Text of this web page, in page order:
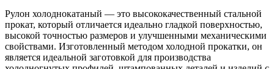
Рулон холоднокатаный — это высококачественный стальной
прокат, который отличается идеально гладкой поверхностью,
высокой точностью размеров и улучшенными механическими
свойствами. Изготовленный методом холодной прокатки, он
является идеальной заготовкой для производства